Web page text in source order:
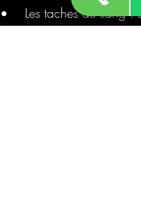
Les taches de sang :